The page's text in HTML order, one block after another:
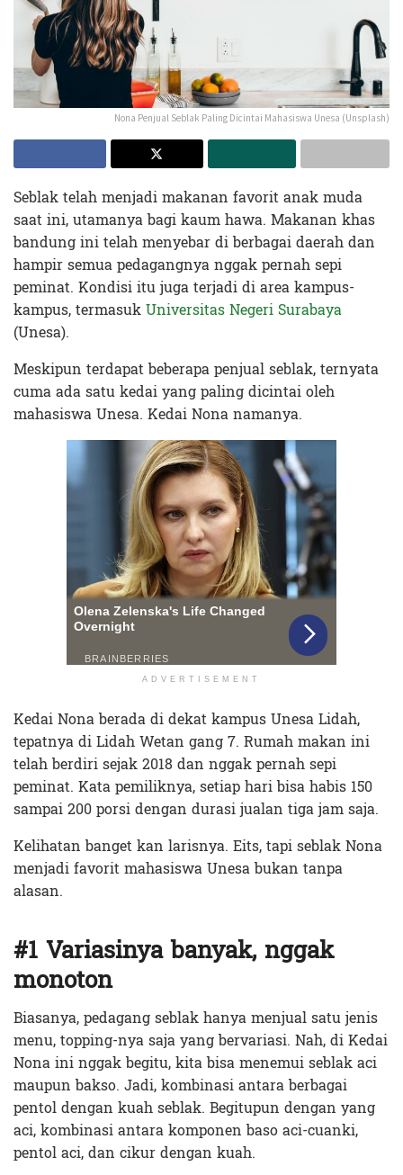
Nona Penjual Seblak Paling Dicintai Mahasiswa Unesa (Unsplash)
Seblak telah menjadi makanan favorit anak muda
saat ini, utamanya bagi kaum hawa. Makanan khas
bandung ini telah menyebar di berbagai daerah dan
hampir semua pedagangnya nggak pernah sepi
peminat. Kondisi itu juga terjadi di area kampus-
kampus, termasukUniversitas Negeri Surabaya
(Unesa).
Meskipun terdapat beberapa penjual seblak, ternyata
cuma ada satu kedai yang paling dicintai oleh
mahasiswa Unesa. Kedai Nona namanya.
ADVERTISEMENT
Kedai Nona berada di dekat kampus Unesa Lidah,
tepatnya di Lidah Wetan gang 7. Rumah makan ini
telah berdiri sejak 2018 dan nggak pernah sepi
peminat. Kata pemiliknya, setiap hari bisa habis 150
sampai 200 porsi dengan durasi jualan tiga jam saja.
Kelihatan banget kan larisnya. Eits, tapi seblak Nona
menjadi favorit mahasiswa Unesa bukan tanpa
alasan.
#1 Variasinya banyak, nggak
monoton
Biasanya, pedagang seblak hanya menjual satu jenis
menu, topping-nya saja yang bervariasi. Nah, di Kedai
Nona ini nggak begitu, kita bisa menemui seblak aci
maupun bakso. Jadi, kombinasi antara berbagai
pentol dengan kuah seblak. Begitupun dengan yang
aci, kombinasi antara komponen baso aci-cuanki,
pentol aci, dan cikur dengan kuah.